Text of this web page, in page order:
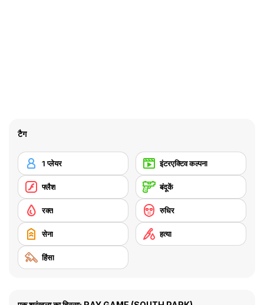
टैग
1 प्लेयर इंटरएक्टिव कल्पना
फ्लैश बंदूकें
रक्त रुधिर
सेना हत्या
हिंसा